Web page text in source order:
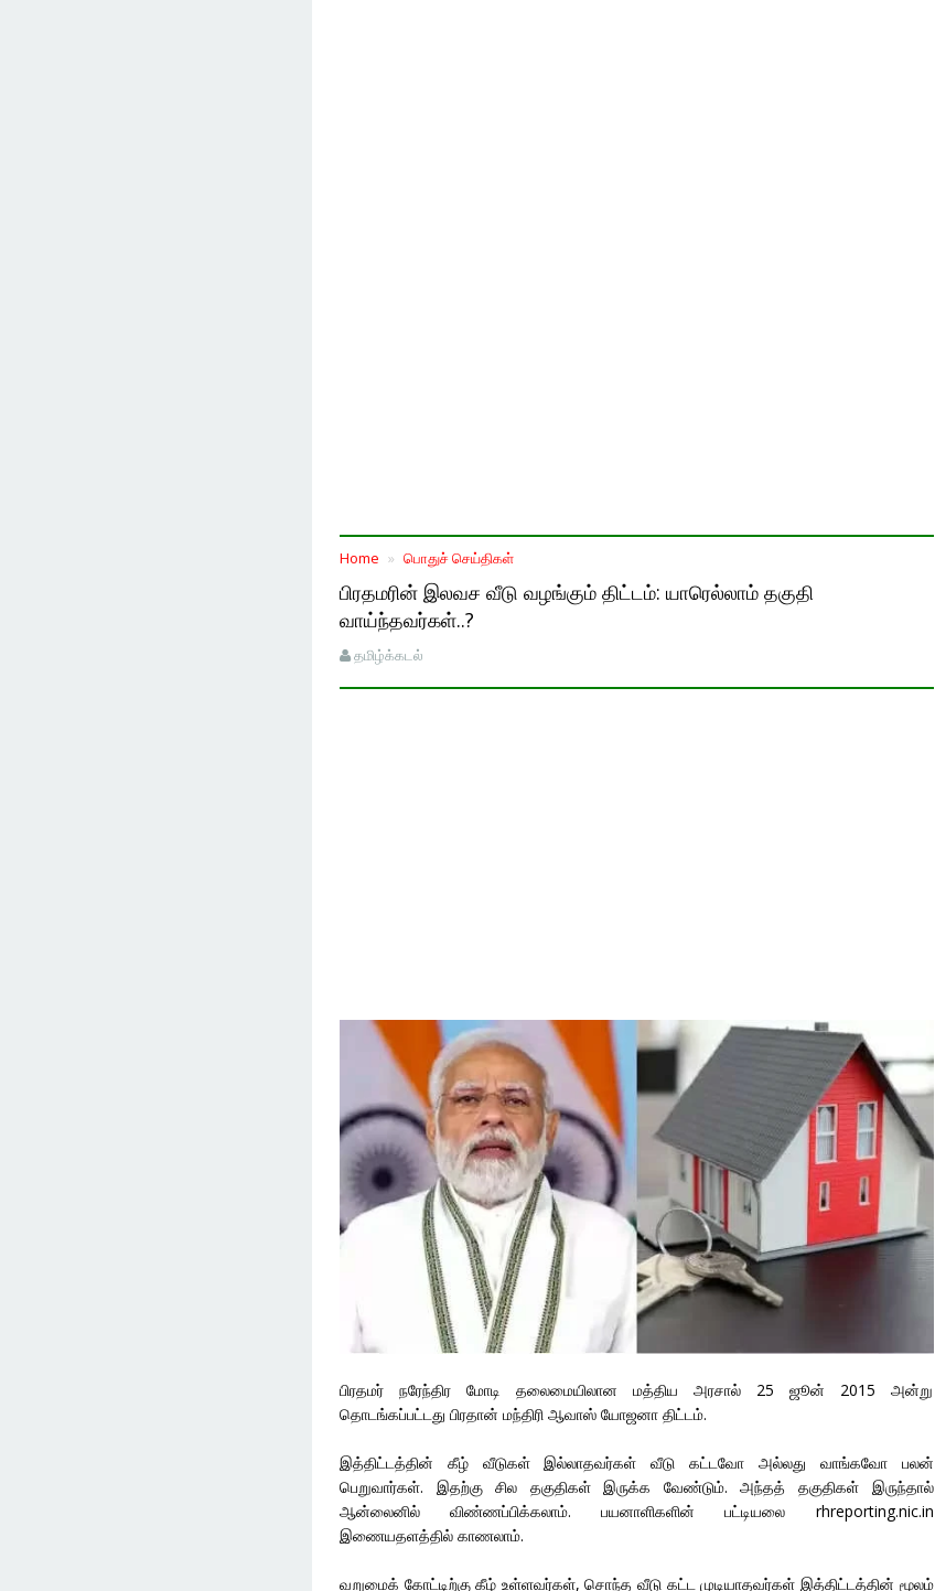
Home பொதுச் செய்திகள்
பிரதமரின் இலவச வீடு வழங்கும் திட்டம்: யாரெல்லாம் தகுதி
வாய்ந்தவர்கள்..?
தமிழ்க்கடல்
பிரதமர் நரேந்திர மோடி தலைமையிலான மத்திய அரசால் 25 ஜூன் 2015 அன்று
தொடங்கப்பட்டது பிரதான் மந்திரி ஆவாஸ் யோஜனா திட்டம்.
இத்திட்டத்தின் கீழ் வீடுகள் இல்லாதவர்கள் வீடு கட்டவோ அல்லது வாங்கவோ பலன்
பெறுவார்கள். இதற்கு சில தகுதிகள் இருக்க வேண்டும். அந்தத் தகுதிகள் இருந்தால்
ஆன்லைனில் விண்ணப்பிக்கலாம். பயனாளிகளின் பட்டியலை rhreporting.nic.in
இணையதளத்தில் காணலாம்.
வறுமைக் கோட்டிற்கு கீழ் உள்ளவர்கள், சொந்த வீடு கட்ட முடியாதவர்கள் இத்திட்டத்தின் மூலம்